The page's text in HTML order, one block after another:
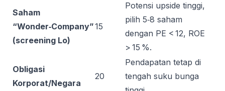
Saham
“Wonder‑Company”
(screening Lo)
15
Potensi upside tinggi,
pilih 5‑8 saham
dengan PE < 12, ROE
> 15 %.
Obligasi
Korporat/Negara
20
Pendapatan tetap di
tengah suku bunga